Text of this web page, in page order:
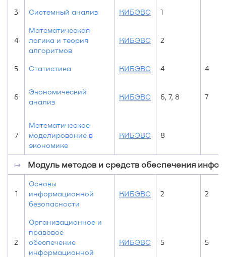
3 Системный анализ КИБЭВС 1
4
Математическая
логика и теория
алгоритмов
КИБЭВС 2
5 Статистика КИБЭВС 4 4
6
Экономический
анализ
КИБЭВС 6, 7, 8 7
7
Математическое
моделирование в
экономике
КИБЭВС 8
↦ Модуль методов и средств обеспечения
1
Основы
информационной
безопасности
КИБЭВС 2 2
2
Организационное и
правовое
обеспечение
информационной
КИБЭВС 5 5